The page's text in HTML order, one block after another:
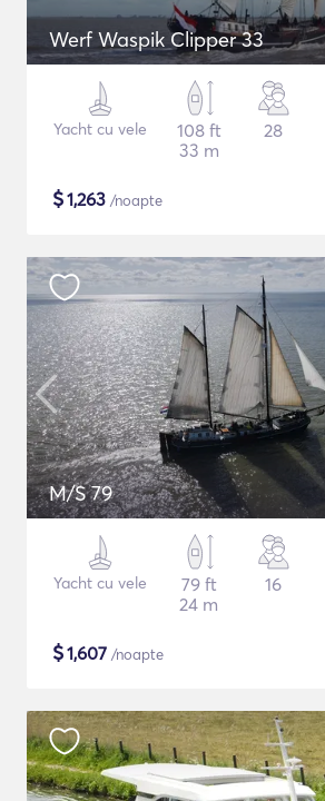
Werf Waspik Clipper 33
Yacht cu vele
108 ft
33 m
28
$1,263 /noapte
M/S 79
Yacht cu vele
79 ft
24 m
16
$1,607 /noapte